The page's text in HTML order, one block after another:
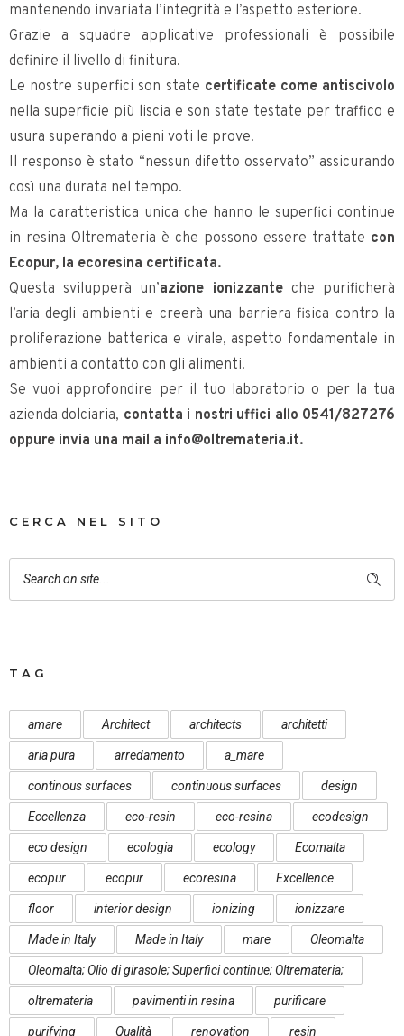
mantenendo invariata l’integrità e l’aspetto esteriore.
Grazie a squadre applicative professionali è possibile
definire il livello di finitura.
Le nostre superfici son state certificate come antiscivolo
nella superficie più liscia e son state testate per traffico e
usura superando a pieni voti le prove.
Il responso è stato “nessun difetto osservato” assicurando
così una durata nel tempo.
Ma la caratteristica unica che hanno le superfici continue
in resina Oltremateria è che possono essere trattate con
Ecopur, la ecoresina certificata.
Questa svilupperà un’azione ionizzanteche purificherà
l’aria degli ambienti e creerà una barriera fisica contro la
proliferazione batterica e virale, aspetto fondamentale in
ambienti a contatto con gli alimenti.
Se vuoi approfondire per il tuo laboratorio o per la tua
azienda dolciaria, contatta i nostri uffici allo 0541/827276
oppure invia una mail a info@oltremateria.it.
CERCA NEL SITO
TAG
amare Architect architects architetti
aria pura arredamento a_mare
continous surfaces continuous surfaces design
Eccellenza eco-resin eco-resina ecodesign
eco design ecologia ecology Ecomalta
ecopur ecopur ecoresina Excellence
floor interior design ionizing ionizzare
Made in Italy Made in Italy mare Oleomalta
Oleomalta; Olio di girasole; Superfici continue; Oltremateria;
oltremateria pavimenti in resina purificare
purifying Qualità renovation resin